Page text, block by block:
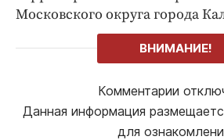
Московского округа города
ВНИМАНИЕ!
Комментарии
Данная информация
для